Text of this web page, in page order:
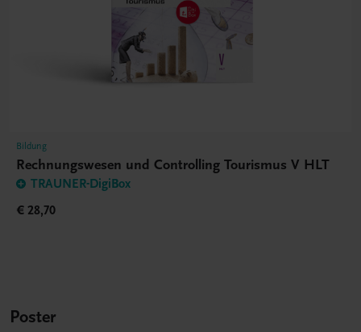
Bildung
Rechnungswesen und Controlling Tourismus V HLT
TRAUNER-DigiBox
€ 28,70
Poster